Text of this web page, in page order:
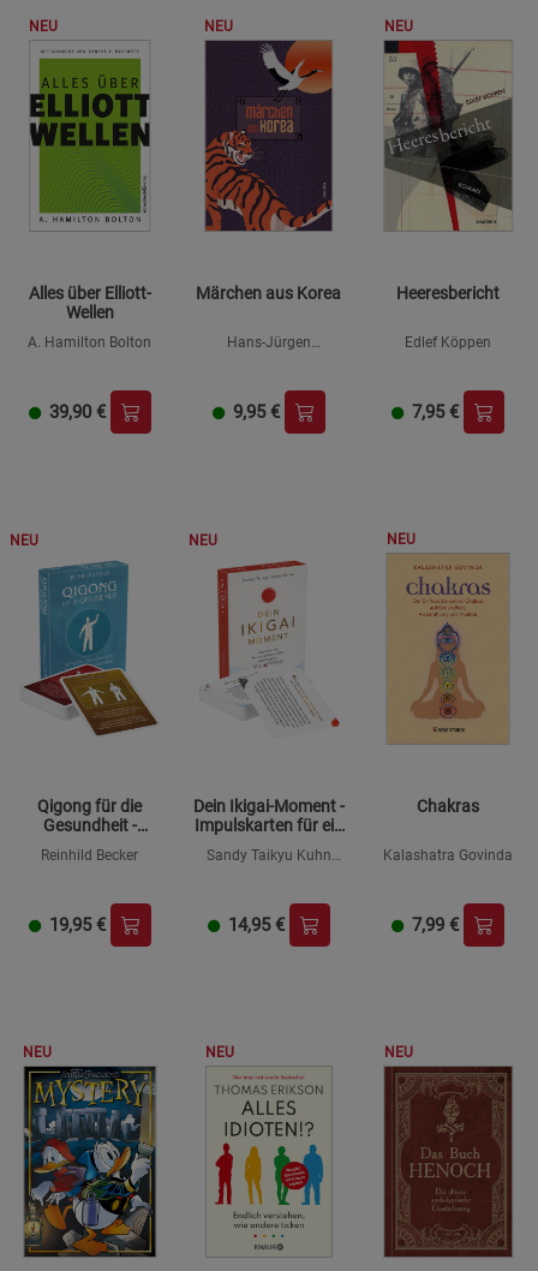
NEU
Alles über Elliott-
Wellen
A. Hamilton Bolton
39,90 €
NEU
Märchen aus Korea
Hans-Jürgen
9,95 €
NEU
Heeresbericht
Edlef Köppen
7,95 €
NEU
Qigong für die
Gesundheit -
zum Selbst-
Reinhild Becker
19,95 €
NEU
Dein Ikigai-Moment -
Impulskarten für ein
Leichtigkeit, Sinn und
Sandy Taikyu Kuhn
14,95 €
NEU
Chakras
Kalashatra Govinda
7,99 €
NEU NEU NEU
Marketing Cookies (3)
Beschreibung Marketing Cookies
Cookie-Informationen anzeigen
Datenschutzerklärung Impressum